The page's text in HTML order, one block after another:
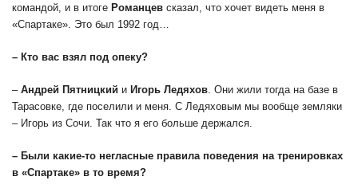
командой, и в итоге Романцев сказал, что хочет видеть меня в
«Спартаке». Это был 1992 год…
– Кто вас взял под опеку?
– Андрей Пятницкий и Игорь Ледяхов . Они жили тогда на базе в
Тарасовке, где поселили и меня. С Ледяховым мы вообще земляки
– Игорь из Сочи. Так что я его больше держался.
– Были какие-то негласные правила поведения на тренировках
в «Спартаке» в то время?